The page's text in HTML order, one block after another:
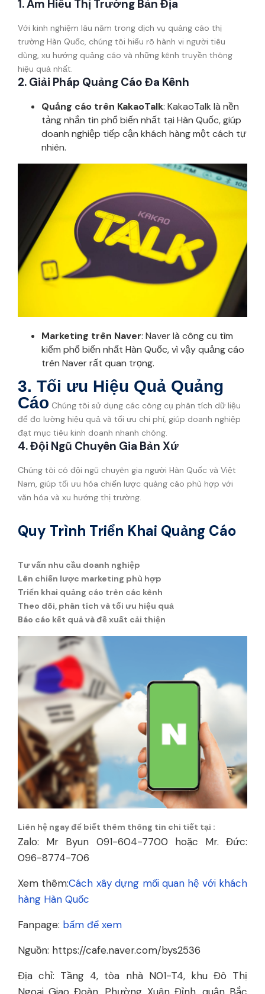
1. Am Hiểu Thị Trường Bản Địa
Với kinh nghiệm lâu năm trong dịch vụ quảng cáo thị
trường Hàn Quốc, chúng tôi hiểu rõ hành vi người tiêu
dùng, xu hướng quảng cáo và những kênh truyền thông
hiệu quả nhất.
2. Giải Pháp Quảng Cáo Đa Kênh
Quảng cáo trên KakaoTalk: KakaoTalk là nền
tảng nhắn tin phổ biến nhất tại Hàn Quốc, giúp
doanh nghiệp tiếp cận khách hàng một cách tự
nhiên.
Marketing trên Naver: Naver là công cụ tìm
kiếm phổ biến nhất Hàn Quốc, vì vậy quảng cáo
trên Naver rất quan trọng.
3. Tối ưu Hiệu Quả Quảng
Cáo Chúng tôi sử dụng các công cụ phân tích dữ liệu
để đo lường hiệu quả và tối ưu chi phí, giúp doanh nghiệp
đạt mục tiêu kinh doanh nhanh chóng.
4. Đội Ngũ Chuyên Gia Bản Xứ
Chúng tôi có đội ngũ chuyên gia người Hàn Quốc và Việt
Nam, giúp tối ưu hóa chiến lược quảng cáo phù hợp với
văn hóa và xu hướng thị trường.
Quy Trình Triển Khai Quảng Cáo
Tư vấn nhu cầu doanh nghiệp
Lên chiến lược marketing phù hợp
Triển khai quảng cáo trên các kênh
Theo dõi, phân tích và tối ưu hiệu quả
Báo cáo kết quả và đề xuất cải thiện
Liên hệ ngay để biết thêm thông tin chi tiết tại :
Zalo: Mr Byun 091-604-7700 hoặc Mr. Đức:
096-8774-706
Xem thêm:Cách xây dựng mối quan hệ với khách
hàng Hàn Quốc
Fanpage: bấm để xem
Nguồn: https://cafe.naver.com/bys2536
Địa chỉ: Tầng 4, tòa nhà N01-T4, khu Đô Thị
Ngoại Giao Đoàn, Phường Xuân Đỉnh, quận Bắc